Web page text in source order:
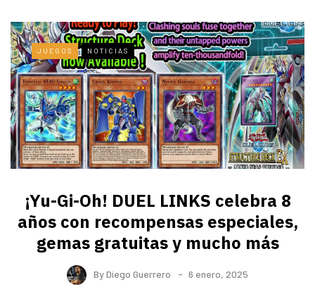
JUEGOS NOTICIAS
¡Yu-Gi-Oh! DUEL LINKS celebra 8
años con recompensas especiales,
gemas gratuitas y mucho más
ByDiego Guerrero 6 enero, 2025